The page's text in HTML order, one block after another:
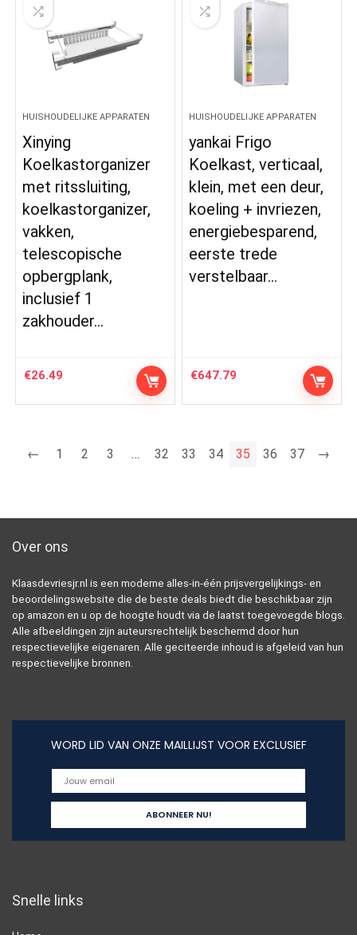
HUISHOUDELIJKE APPARATEN
Xinying
Koelkastorganizer
met ritssluiting,
koelkastorganizer,
vakken,
telescopische
opbergplank,
inclusief 1
zakhouder…
€26.49
HUISHOUDELIJKE APPARATEN
yankai Frigo
Koelkast, verticaal,
klein, met een deur,
koeling + invriezen,
energiebesparend,
eerste trede
verstelbaar…
€647.79
← 1 2 3 … 32 33 34 35 36 37 →
Over ons
Klaasdevriesjr.nl is een moderne alles-in-één prijsvergelijkings- en
beoordelingswebsite die de beste deals biedt die beschikbaar zijn
op amazon en u op de hoogte houdt via de laatst toegevoegde blogs.
Alle afbeeldingen zijn auteursrechtelijk beschermd door hun
respectievelijke eigenaren. Alle geciteerde inhoud is afgeleid van hun
respectievelijke bronnen.
WORD LID VAN ONZE MAILLIJST VOOR EXCLUSIEF
Snelle links